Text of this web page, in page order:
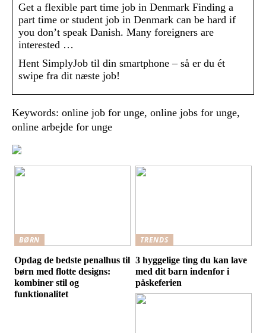
Get a flexible part time job in Denmark Finding a
part time or student job in Denmark can be hard if
you don’t speak Danish. Many foreigners are
interested …
Hent SimplyJob til din smartphone – så er du ét
swipe fra dit næste job!
Keywords: online job for unge, online jobs for unge,
online arbejde for unge
BØRN
Opdag de bedste penalhus til
børn med flotte designs:
kombiner stil og
funktionalitet
TRENDS
3 hyggelige ting du kan lave
med dit barn indenfor i
påskeferien